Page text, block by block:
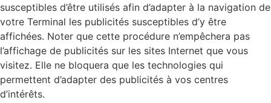
susceptibles d’être utilisés afin d’adapter à la navigation de
votre Terminal les publicités susceptibles d’y être
affichées. Noter que cette procédure n’empêchera pas
l’affichage de publicités sur les sites Internet que vous
visitez. Elle ne bloquera que les technologies qui
permettent d’adapter des publicités à vos centres
d’intérêts.